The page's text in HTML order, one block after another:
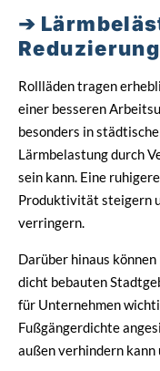
Reduzierung
Rollläden tragen
einer besseren
besonders in
Lärmbelastung durch
sein kann. Eine
Produktivität steigern
verringern.
Darüber hinaus
dicht bebauten
für Unternehmen
Fußgängerdichte
außen verhindern